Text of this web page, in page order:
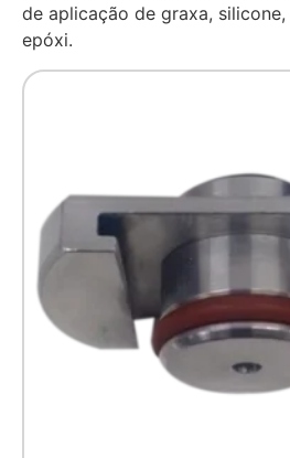
de aplicação de graxa,
epóxi.